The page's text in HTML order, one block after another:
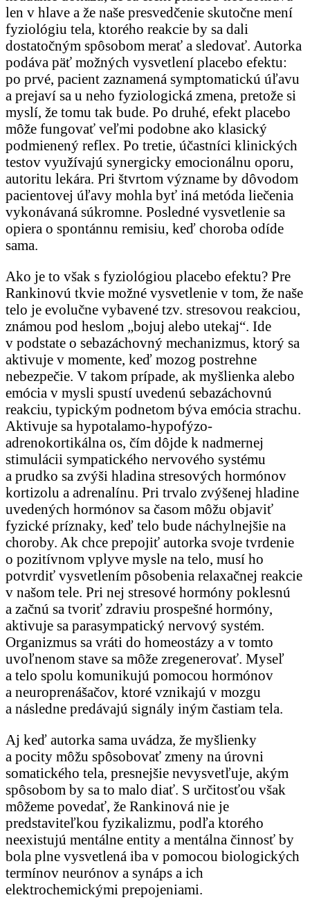
len v hlave a že naše presvedčenie skutočne mení
fyziológiu tela, ktorého reakcie by sa dali
dostatočným spôsobom merať a sledovať. Autorka
podáva päť možných vysvetlení placebo efektu:
po prvé, pacient zaznamená symptomatickú úľavu
a prejaví sa u neho fyziologická zmena, pretože si
myslí, že tomu tak bude. Po druhé, efekt placebo
môže fungovať veľmi podobne ako klasický
podmienený reflex. Po tretie, účastníci klinických
testov využívajú synergicky emocionálnu oporu,
autoritu lekára. Pri štvrtom význame by dôvodom
pacientovej úľavy mohla byť iná metóda liečenia
vykonávaná súkromne. Posledné vysvetlenie sa
opiera o spontánnu remisiu, keď choroba odíde
sama.
Ako je to však s fyziológiou placebo efektu? Pre
Rankinovú tkvie možné vysvetlenie v tom, že naše
telo je evolučne vybavené tzv. stresovou reakciou,
známou pod heslom „bojuj alebo utekaj“. Ide
v podstate o sebazáchovný mechanizmus, ktorý sa
aktivuje v momente, keď mozog postrehne
nebezpečie. V takom prípade, ak myšlienka alebo
emócia v mysli spustí uvedenú sebazáchovnú
reakciu, typickým podnetom býva emócia strachu.
Aktivuje sa hypotalamo-hypofýzo-
adrenokortikálna os, čím dôjde k nadmernej
stimulácii sympatického nervového systému
a prudko sa zvýši hladina stresových hormónov
kortizolu a adrenalínu. Pri trvalo zvýšenej hladine
uvedených hormónov sa časom môžu objaviť
fyzické príznaky, keď telo bude náchylnejšie na
choroby. Ak chce prepojiť autorka svoje tvrdenie
o pozitívnom vplyve mysle na telo, musí ho
potvrdiť vysvetlením pôsobenia relaxačnej reakcie
v našom tele. Pri nej stresové hormóny poklesnú
a začnú sa tvoriť zdraviu prospešné hormóny,
aktivuje sa parasympatický nervový systém.
Organizmus sa vráti do homeostázy a v tomto
uvoľnenom stave sa môže zregenerovať. Myseľ
a telo spolu komunikujú pomocou hormónov
a neuroprenášačov, ktoré vznikajú v mozgu
a následne predávajú signály iným častiam tela.
Aj keď autorka sama uvádza, že myšlienky
a pocity môžu spôsobovať zmeny na úrovni
somatického tela, presnejšie nevysvetľuje, akým
spôsobom by sa to malo diať. S určitosťou však
môžeme povedať, že Rankinová nie je
predstaviteľkou fyzikalizmu, podľa ktorého
neexistujú mentálne entity a mentálna činnosť by
bola plne vysvetlená iba v pomocou biologických
termínov neurónov a synáps a ich
elektrochemickými prepojeniami.